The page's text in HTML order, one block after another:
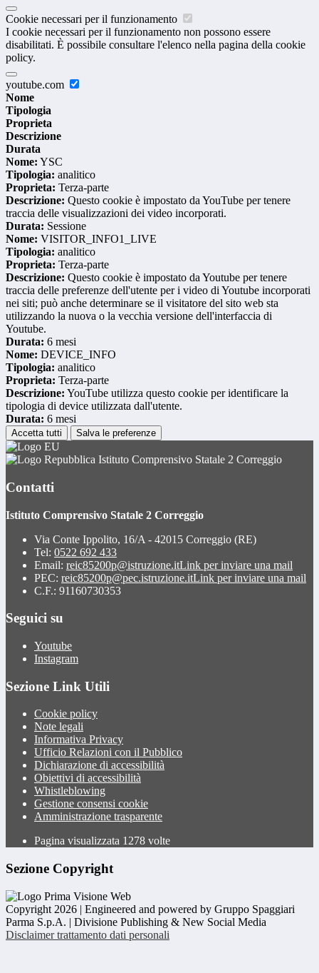
Cookie necessari per il funzionamento
I cookie necessari per il funzionamento non possono essere
disabilitati. È possibile consultare l'elenco nella pagina della cookie
policy.
youtube.com
Nome
Tipologia
Proprieta
Descrizione
Durata
Nome: YSC
Tipologia: analitico
Proprieta: Terza-parte
Descrizione: Questo cookie è impostato da YouTube per tenere
traccia delle visualizzazioni dei video incorporati.
Durata: Sessione
Nome: VISITOR_INFO1_LIVE
Tipologia: analitico
Proprieta: Terza-parte
Descrizione: Questo cookie è impostato da Youtube per tenere
traccia delle preferenze dell'utente per i video di Youtube incorporati
nei siti; può anche determinare se il visitatore del sito web sta
utilizzando la nuova o la vecchia versione dell'interfaccia di
Youtube.
Durata: 6 mesi
Nome: DEVICE_INFO
Tipologia: analitico
Proprieta: Terza-parte
Descrizione: YouTube utilizza questo cookie per identificare la
tipologia di device utilizzata dall'utente.
Durata: 6 mesi
Accetta tutti Salva le preferenze
Istituto Comprensivo Statale 2 Correggio
Contatti
Istituto Comprensivo Statale 2 Correggio
Via Conte Ippolito, 16/A - 42015 Correggio (RE)
Tel: 0522 692 433
Email: reic85200p@istruzione.itLink per inviare una mail
PEC: reic85200p@pec.istruzione.itLink per inviare una mail
C.F.: 91160730353
Seguici su
Youtube
Instagram
Sezione Link Utili
Cookie policy
Note legali
Informativa Privacy
Ufficio Relazioni con il Pubblico
Dichiarazione di accessibilità
Obiettivi di accessibilità
Whistleblowing
Gestione consensi cookie
Amministrazione trasparente
Pagina visualizzata 1278 volte
Sezione Copyright
Copyright 2026 | Engineered and powered by Gruppo Spaggiari
Parma S.p.A. | Divisione Publishing & New Social Media
Disclaimer trattamento dati personali